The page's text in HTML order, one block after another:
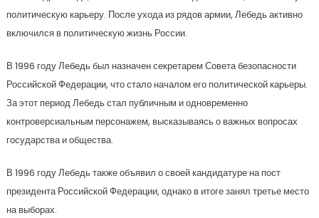
политическую карьеру. После ухода из рядов армии, Лебедь активно
включился в политическую жизнь России.
В 1996 году Лебедь был назначен секретарем Совета безопасности
Российской Федерации, что стало началом его политической карьеры.
За этот период Лебедь стал публичным и одновременно
контроверсиальным персонажем, высказываясь о важных вопросах
государства и общества.
В 1996 году Лебедь также объявил о своей кандидатуре на пост
президента Российской Федерации, однако в итоге занял третье место
на выборах.